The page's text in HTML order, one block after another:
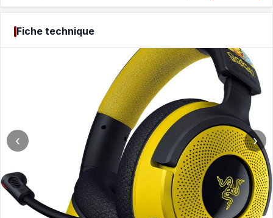
Fiche technique
‹ ›